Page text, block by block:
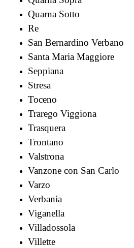
Quarna Sotto
Re
San Bernardino Verbano
Santa Maria Maggiore
Seppiana
Stresa
Toceno
Trarego Viggiona
Trasquera
Trontano
Valstrona
Vanzone con San Carlo
Varzo
Verbania
Viganella
Villadossola
Villette